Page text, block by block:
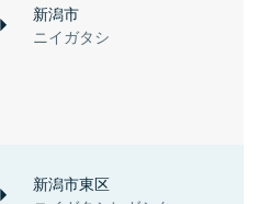
新潟市
ニイガタシ
新潟市東区